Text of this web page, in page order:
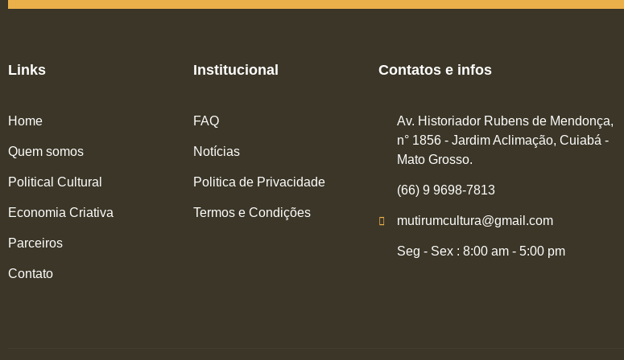
Links
Home
Quem somos
Political Cultural
Economia Criativa
Parceiros
Contato
Institucional
FAQ
Notícias
Politica de Privacidade
Termos e Condições
Contatos e infos
Av. Historiador Rubens de Mendonça,
n° 1856 - Jardim Aclimação, Cuiabá -
Mato Grosso.
(66) 9 9698-7813
mutirumcultura@gmail.com
Seg - Sex : 8:00 am - 5:00 pm